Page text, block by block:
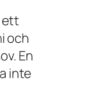
ett
och
En
inte